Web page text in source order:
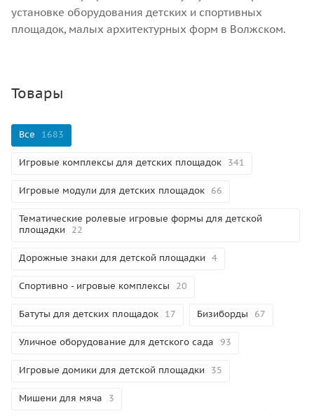
установке оборудования детских и спортивных
площадок, малых архитектурных форм в Волжском.
Товары
Все 1683
Игровые комплексы для детских площадок 341
Игровые модули для детских площадок 66
Тематические ролевые игровые формы для детской
площадки
22
Дорожные знаки для детской площадки 4
Спортивно - игровые комплексы 20
Батуты для детских площадок 17 Бизиборды 67
Уличное оборудование для детского сада 93
Игровые домики для детской площадки 35
Мишени для мяча 3